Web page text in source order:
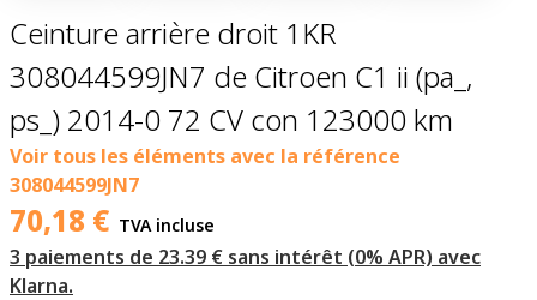
Ceinture arrière droit 1KR
308044599JN7 de Citroen C1 ii (pa_,
ps_) 2014-0 72 CV con 123000 km
Voir tous les éléments avec la référence
308044599JN7
70,18 € TVA incluse
3 paiements de 23.39 € sans intérêt (0% APR) avec
Klarna.